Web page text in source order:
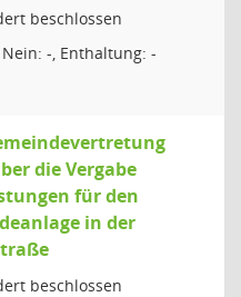
beschlossen
Nein: -, Enthaltung: -
die Vergabe
für den
in der
beschlossen